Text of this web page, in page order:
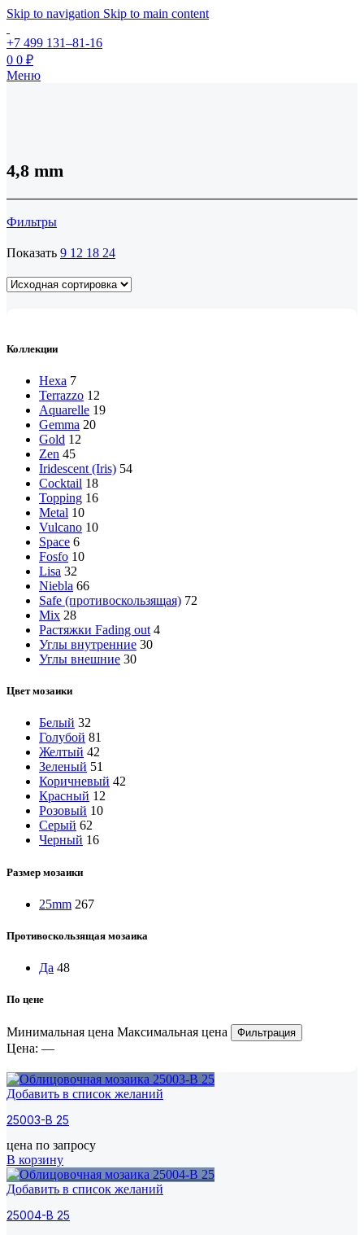
Skip to navigation Skip to main content
+7 499 131–81-16
0 0 ₽
Меню
4,8 mm
Фильтры
Показать 9 12 18 24
Коллекции
Hexa 7
Terrazzo 12
Aquarelle 19
Gemma 20
Gold 12
Zen 45
Iridescent (Iris) 54
Cocktail 18
Topping 16
Metal 10
Vulcano 10
Space 6
Fosfo 10
Lisa 32
Niebla 66
Safe (противоскользящая) 72
Mix 28
Растяжки Fading out 4
Углы внутренние 30
Углы внешние 30
Цвет мозаики
Белый 32
Голубой 81
Желтый 42
Зеленый 51
Коричневый 42
Красный 12
Розовый 10
Серый 62
Черный 16
Размер мозаики
25mm 267
Противоскользящая мозаика
Да 48
По цене
Минимальная цена Максимальная цена Фильтрация
Цена: —
Добавить в список желаний
25003-B 25
цена по запросу
В корзину
Добавить в список желаний
25004-B 25